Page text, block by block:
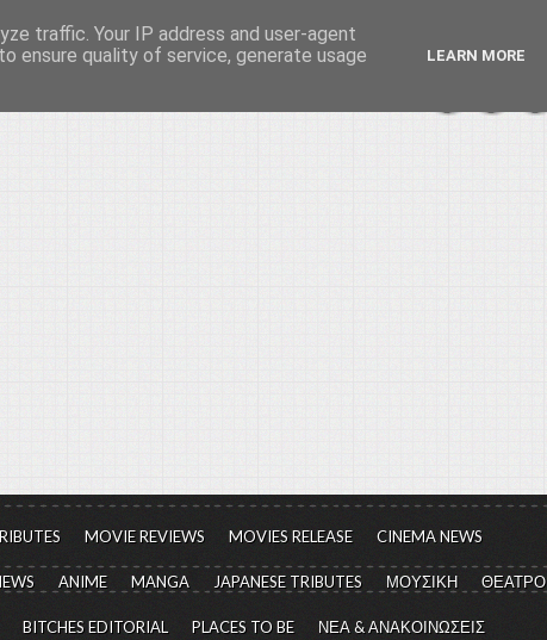
και έκταση...
MOVIE REVIEWS MOVIES RELEASE CINEMA NEWS
ANIME MANGA JAPANESE TRIBUTES ΜΟΥΣΙΚΗ ΘΕΑΤΡΟ
BITCHES EDITORIAL PLACES TO BE ΝΕΑ & ΑΝΑΚΟΙΝΩΣΕΙΣ
traffic. Your IP address and user-agent
ensure quality of service, generate usage
LEARN MORE